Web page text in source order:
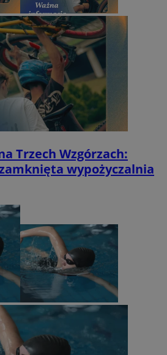
Trzech Wzgórzach:
wypożyczalnia